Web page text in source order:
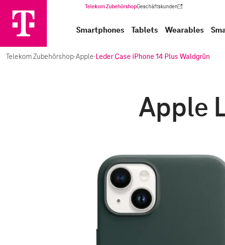
Telekom ZubehörshopGeschäftskunden
(Wird in einem neuen Tab geöffnet)
Smartphones Tablets Wearables
Telekom Zubehörshop·Apple·Leder Case iPhone 14 Plus Waldgrün
Apple